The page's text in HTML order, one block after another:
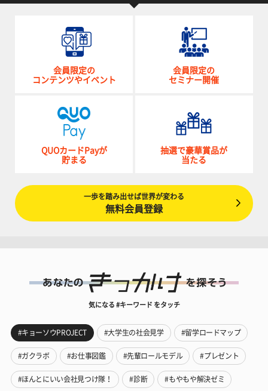
会員限定の
コンテンツやイベント
会員限定の
セミナー開催
QUOカードPayが
貯まる
抽選で豪華賞品が
当たる
一歩を踏み出せば世界が変わる
無料会員登録
気になる #キーワード をタッチ
#キョーソウPROJECT #大学生の社会見学 #留学ロードマップ
#ガクラボ #お仕事図鑑 #先輩ロールモデル #プレゼント
#ほんとにいい会社見つけ隊！ #診断 #もやもや解決ゼミ